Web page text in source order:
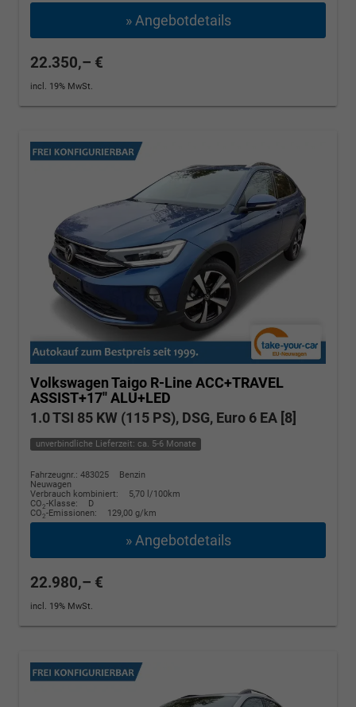
» Angebotdetails
22.350,– €
incl. 19% MwSt.
Volkswagen Taigo R-Line ACC+TRAVEL
ASSIST+17'' ALU+LED
1.0 TSI 85 KW (115 PS), DSG, Euro 6 EA [8]
unverbindliche Lieferzeit: ca. 5-6 Monate
Fahrzeugnr.: 483025
Benzin
Neuwagen
Verbrauch kombiniert:
5,70 l/100km
CO2-Klasse:
D
CO2-Emissionen: 129,00 g/km
» Angebotdetails
22.980,– €
incl. 19% MwSt.